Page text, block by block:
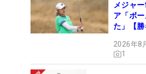
メジャ
ア「ボ
た」【勝
2026年8
1